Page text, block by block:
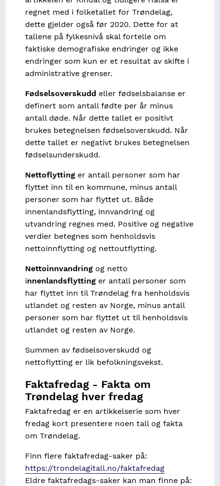
regnet med i folketallet for Trøndelag,
dette gjelder også før 2020. Dette for at
tallene på fylkesnivå skal fortelle om
faktiske demografiske endringer og ikke
endringer som kun er et resultat av skifte i
administrative grenser.
Fødselsoverskudd eller fødselsbalanse er
definert som antall fødte per år minus
antall døde. Når dette tallet er positivt
brukes betegnelsen fødselsoverskudd. Når
dette tallet er negativt brukes betegnelsen
fødselsunderskudd.
Nettoflytting er antall personer som har
flyttet inn til en kommune, minus antall
personer som har flyttet ut. Både
innenlandsflytting, innvandring og
utvandring regnes med. Positive og negative
verdier betegnes som henholdsvis
nettoinnflytting og nettoutflytting.
Nettoinnvandring og netto
innenlandsflytting er antall personer som
har flyttet inn til Trøndelag fra henholdsvis
utlandet og resten av Norge, minus antall
personer som har flyttet ut til henholdsvis
utlandet og resten av Norge.
Summen av fødselsoverskudd og
nettoflytting er lik befolkningsvekst.
Faktafredag - Fakta om
Trøndelag hver fredag
Faktafredag er en artikkelserie som hver
fredag kort presentere noen tall og fakta
om Trøndelag.
Finn flere faktafredag-saker på:
https://trondelagitall.no/faktafredag
Eldre faktafredags-saker kan man finne på: